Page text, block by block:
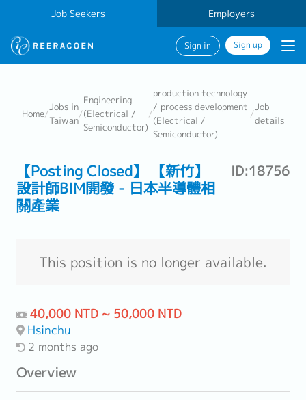
Job Seekers Employers
Sign in Sign up
Home/
Jobs in
Taiwan
/
Engineering
(Electrical /
Semiconductor)
/
production technology
/ process development
(Electrical /
Semiconductor)
/
Job
details
【Posting Closed】 【新竹】
設計師BIM開發 - 日本半導體相
關產業
ID:18756
This position is no longer available.
40,000 NTD ~ 50,000 NTD
Hsinchu
2 months ago
Overview